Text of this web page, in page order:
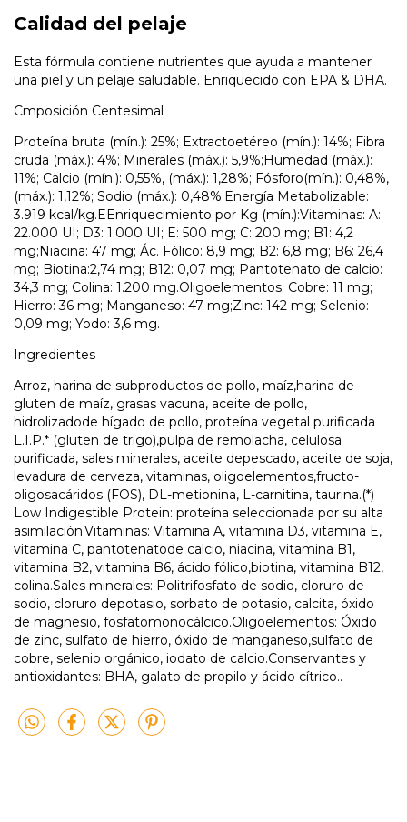
Calidad del pelaje
Esta fórmula contiene nutrientes que ayuda a mantener
una piel y un pelaje saludable. Enriquecido con EPA & DHA.
Cmposición Centesimal
Proteína bruta (mín.): 25%; Extractoetéreo (mín.): 14%; Fibra
cruda (máx.): 4%; Minerales (máx.): 5,9%;Humedad (máx.):
11%; Calcio (mín.): 0,55%, (máx.): 1,28%; Fósforo(mín.): 0,48%,
(máx.): 1,12%; Sodio (máx.): 0,48%.Energía Metabolizable:
3.919 kcal/kg.EEnriquecimiento por Kg (mín.):Vitaminas: A:
22.000 UI; D3: 1.000 UI; E: 500 mg; C: 200 mg; B1: 4,2
mg;Niacina: 47 mg; Ác. Fólico: 8,9 mg; B2: 6,8 mg; B6: 26,4
mg; Biotina:2,74 mg; B12: 0,07 mg; Pantotenato de calcio:
34,3 mg; Colina: 1.200 mg.Oligoelementos: Cobre: 11 mg;
Hierro: 36 mg; Manganeso: 47 mg;Zinc: 142 mg; Selenio:
0,09 mg; Yodo: 3,6 mg.
Ingredientes
Arroz, harina de subproductos de pollo, maíz,harina de
gluten de maíz, grasas vacuna, aceite de pollo,
hidrolizadode hígado de pollo, proteína vegetal purificada
L.I.P.* (gluten de trigo),pulpa de remolacha, celulosa
purificada, sales minerales, aceite depescado, aceite de soja,
levadura de cerveza, vitaminas, oligoelementos,fructo-
oligosacáridos (FOS), DL-metionina, L-carnitina, taurina.(*)
Low Indigestible Protein: proteína seleccionada por su alta
asimilación.Vitaminas: Vitamina A, vitamina D3, vitamina E,
vitamina C, pantotenatode calcio, niacina, vitamina B1,
vitamina B2, vitamina B6, ácido fólico,biotina, vitamina B12,
colina.Sales minerales: Politrifosfato de sodio, cloruro de
sodio, cloruro depotasio, sorbato de potasio, calcita, óxido
de magnesio, fosfatomonocálcico.Oligoelementos: Óxido
de zinc, sulfato de hierro, óxido de manganeso,sulfato de
cobre, selenio orgánico, iodato de calcio.Conservantes y
antioxidantes: BHA, galato de propilo y ácido cítrico..